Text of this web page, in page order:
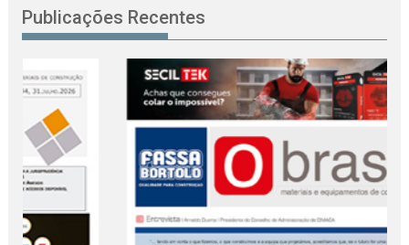
Publicações Recentes